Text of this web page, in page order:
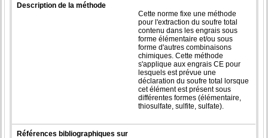
Description de la méthode
Cette norme fixe une méthode
pour l'extraction du soufre total
contenu dans les engrais sous
forme élémentaire et/ou sous
forme d'autres combinaisons
chimiques. Cette méthode
s'applique aux engrais CE pour
lesquels est prévue une
déclaration du soufre total lorsque
cet élément est présent sous
différentes formes (élémentaire,
thiosulfate, sulfite, sulfate).
Références bibliographiques sur